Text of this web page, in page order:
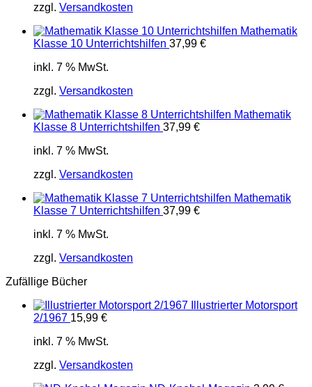
zzgl. Versandkosten
Mathematik
Klasse 10 Unterrichtshilfen 37,99 €
inkl. 7 % MwSt.
zzgl. Versandkosten
Mathematik
Klasse 8 Unterrichtshilfen 37,99 €
inkl. 7 % MwSt.
zzgl. Versandkosten
Mathematik
Klasse 7 Unterrichtshilfen 37,99 €
inkl. 7 % MwSt.
zzgl. Versandkosten
Zufällige Bücher
Illustrierter Motorsport
2/1967 15,99 €
inkl. 7 % MwSt.
zzgl. Versandkosten